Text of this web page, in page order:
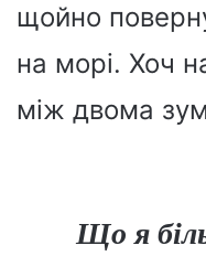
щойно
на морі. Хоч
між двома
Що я